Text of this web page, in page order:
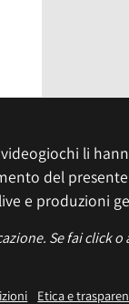
li
del presente
e produzioni
Se fai click
Etica e